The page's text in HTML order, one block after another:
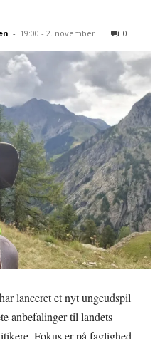
- 19:00 - 2. november 0
lanceret et nyt ungeudspil
anbefalinger til landets
Fokus er på faglighed,